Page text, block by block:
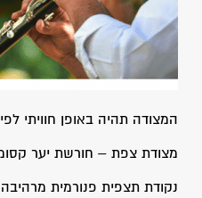
המצודה תהיה באופן חוויתי
מצודת צפת – חורשת יער
נקודת תצפית פנורמית